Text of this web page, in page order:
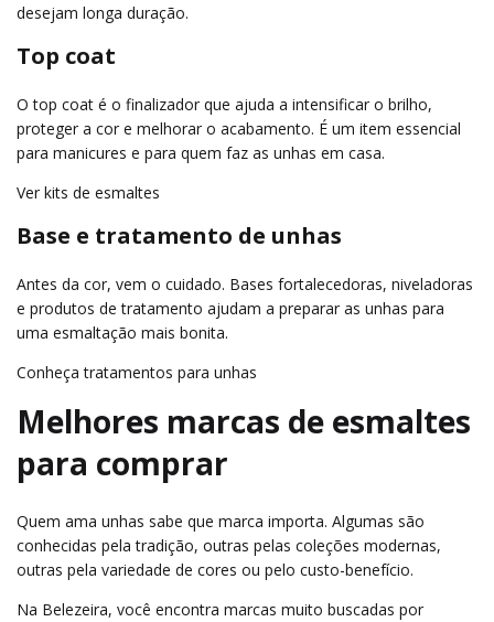
desejam longa duração.
Top coat
O top coat é o finalizador que ajuda a intensificar o brilho,
proteger a cor e melhorar o acabamento. É um item essencial
para manicures e para quem faz as unhas em casa.
Ver kits de esmaltes
Base e tratamento de unhas
Antes da cor, vem o cuidado. Bases fortalecedoras, niveladoras
e produtos de tratamento ajudam a preparar as unhas para
uma esmaltação mais bonita.
Conheça tratamentos para unhas
Melhores marcas de esmaltes
para comprar
Quem ama unhas sabe que marca importa. Algumas são
conhecidas pela tradição, outras pelas coleções modernas,
outras pela variedade de cores ou pelo custo-benefício.
Na Belezeira, você encontra marcas muito buscadas por